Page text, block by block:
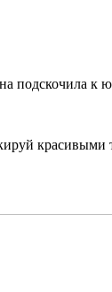
к
красивыми